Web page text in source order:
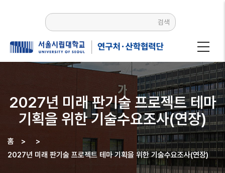
검색
2027년 미래 판기술 프로젝트 테마
기획을 위한 기술수요조사(연장)
이동
홈 >
>
2027년 미래 판기술 프로젝트 테마 기획을 위한 기술수요조사(연장)